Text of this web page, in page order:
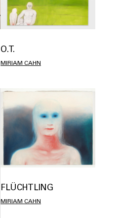
O.T.
MIRIAM CAHN
FLÜCHTLING
MIRIAM CAHN